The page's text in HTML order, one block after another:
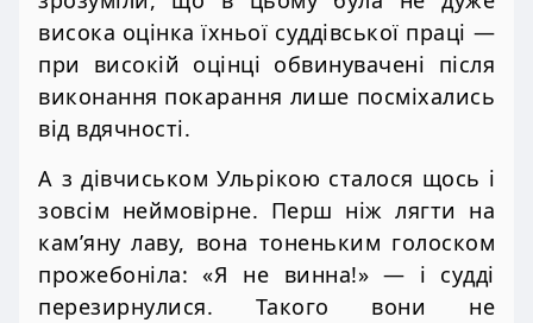
висока оцінка їхньої суддівської праці —
при високій оцінці обвинувачені після
виконання покарання лише посміхались
від вдячності.
А з дівчиськом Ульрікою сталося щось і
зовсім неймовірне. Перш ніж лягти на
кам’яну лаву, вона тоненьким голоском
прожебоніла: «Я не винна!» — і судді
перезирнулися. Такого вони не